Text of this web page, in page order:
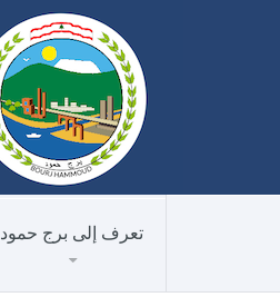
تعرف إلى برج حمود